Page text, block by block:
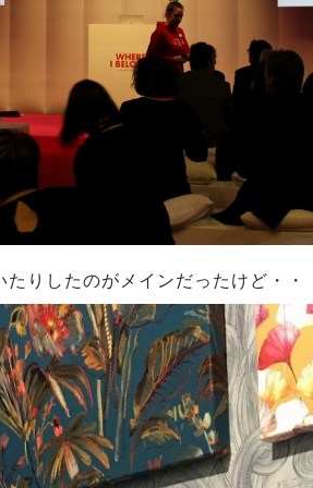
りしたのがメインだったけど・・